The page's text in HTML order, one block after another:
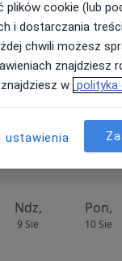
Twojemu
Ndz,
9 Sie
Pon,
10 Sie
cookie (lub
i dostarczania
chwili możesz
znajdziesz
w polityka
ustawienia